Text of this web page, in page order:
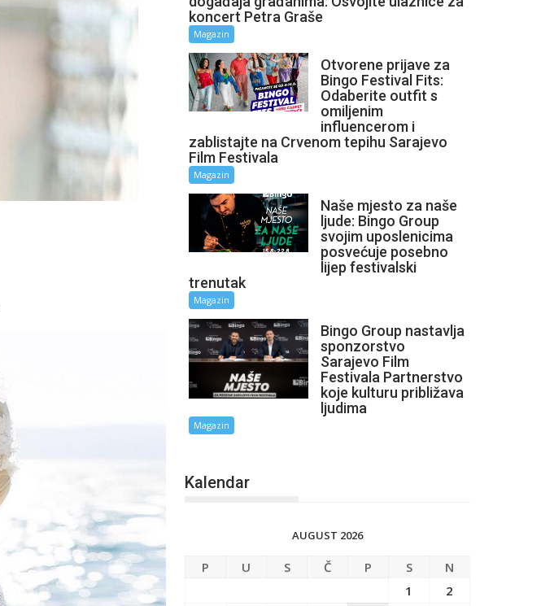
koncert Petra Graše
Magazin
Otvorene prijave za
Bingo Festival Fits:
Odaberite outfit s
omiljenim
influencerom i
zablistajte na Crvenom tepihu Sarajevo
Film Festivala
Magazin
Naše mjesto za naše
ljude: Bingo Group
svojim uposlenicima
posvećuje posebno
lijep festivalski
trenutak
Magazin
Bingo Group nastavlja
sponzorstvo
Sarajevo Film
Festivala Partnerstvo
koje kulturu približava
ljudima
Magazin
Kalendar
AUGUST 2026
P U S Č P S
N
1
2